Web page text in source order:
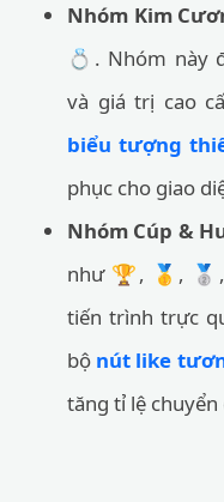
Nhóm Kim
💍. Nhóm này
và giá trị cao
biểu tượng
phục cho giao
Nhóm Cúp &
như 🏆, 🥇, 🥈,
tiến trình trực
bộ nút like
tăng tỉ lệ